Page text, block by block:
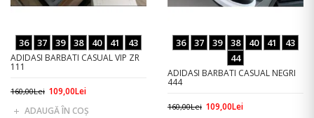
36 37 39 38 40 41 43
ADIDASI BARBATI CASUAL VIP ZR
111
160,00Lei 109,00Lei
ADAUGĂ ÎN COŞ
36 37 39 38 40 41
43
44
ADIDASI BARBATI CASUAL NEGRI
444
160,00Lei 109,00Lei